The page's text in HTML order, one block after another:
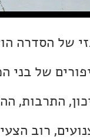
של הסדרה
של
התרבות,
רוב